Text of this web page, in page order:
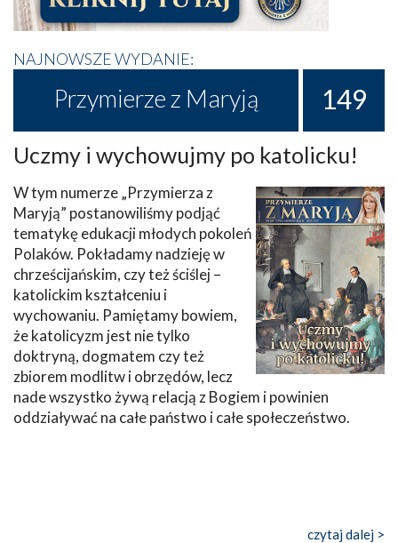
NAJNOWSZE WYDANIE:
Przymierze z Maryją 149
Uczmy i wychowujmy po katolicku!
W tym numerze „Przymierza z
Maryją” postanowiliśmy podjąć
tematykę edukacji młodych pokoleń
Polaków. Pokładamy nadzieję w
chrześcijańskim, czy też ściślej –
katolickim kształceniu i
wychowaniu. Pamiętamy bowiem,
że katolicyzm jest nie tylko
doktryną, dogmatem czy też
zbiorem modlitw i obrzędów, lecz
nade wszystko żywą relacją z Bogiem i powinien
oddziaływać na całe państwo i całe społeczeństwo.
czytaj dalej >